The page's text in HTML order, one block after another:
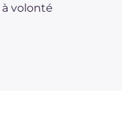
à volonté